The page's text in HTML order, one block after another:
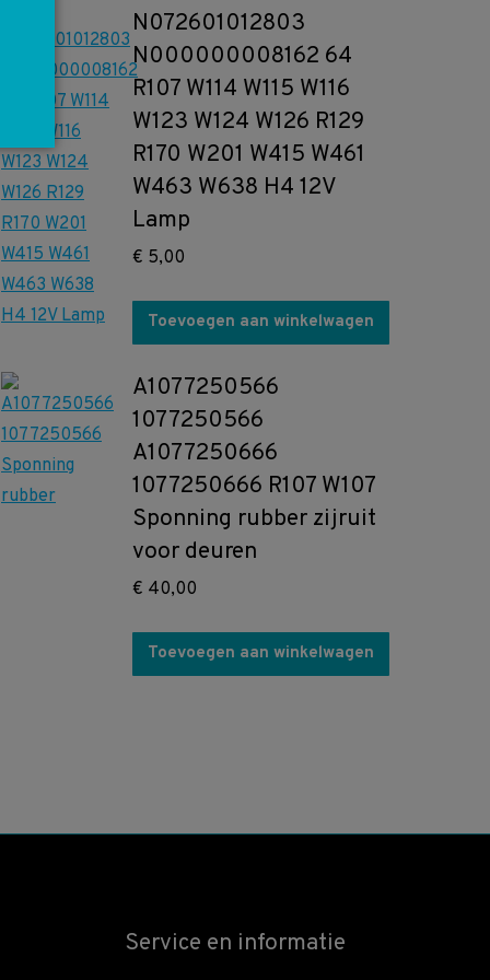
N072601012803
N000000008162 64
R107 W114 W115 W116
W123 W124 W126 R129
R170 W201 W415 W461
W463 W638 H4 12V
Lamp
€ 5,00
Toevoegen aan winkelwagen
A1077250566
1077250566
A1077250666
1077250666 R107 W107
Sponning rubber zijruit
voor deuren
€ 40,00
Toevoegen aan winkelwagen
Service en informatie